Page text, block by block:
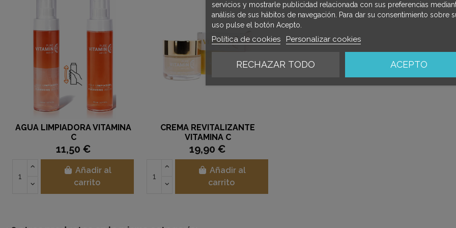
AGUA LIMPIADORA VITAMINA
C
11,50 €
Añadir al
carrito
CREMA REVITALIZANTE
VITAMINA C
19,90 €
Añadir al
carrito
servicios y mostrarle publicidad relacionada con sus preferencias
análisis de sus hábitos de navegación. Para dar su consentimiento sobre
uso pulse el botón Acepto.
Política de cookies Personalizar cookies
RECHAZAR TODO ACEPTO